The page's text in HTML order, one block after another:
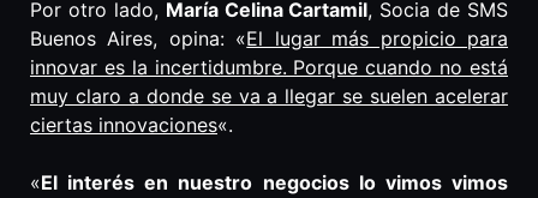
Por otro lado, María Celina Cartamil, Socia de SMS
Buenos Aires, opina: «El lugar más propicio para
innovar es la incertidumbre. Porque cuando no está
muy claro a donde se va a llegar se suelen acelerar
ciertas innovaciones«.
«El interés en nuestro negocios lo vimos vimos